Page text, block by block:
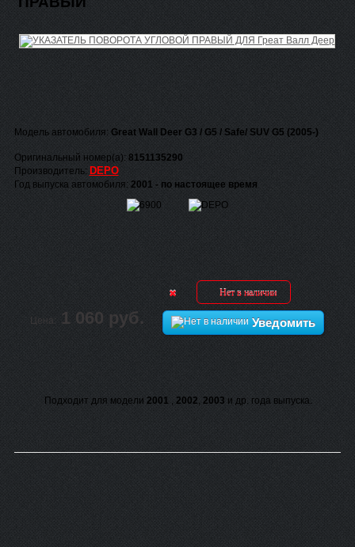
Модель автомобиля: Great Wall Deer G3 / G5 / Safe/ SUV G5 (2005-)
Оригинальный номер(а):8151135290
Производитель: DEPO
Год выпуска автомобиля: 2001 - по настоящее время
Цена: 1 060 руб.
Нет в наличии
Уведомить
Подходит для модели 2001 , 2002, 2003 и др. года выпуска.